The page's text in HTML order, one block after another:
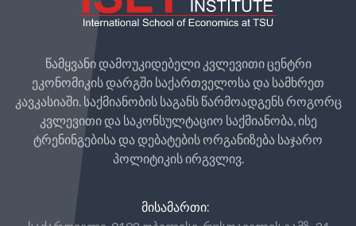
წამყვანი დამოუკიდებელი კვლევითი ცენტრი
ეკონომიკის დარგში საქართველოსა და სამხრეთ
კავკასიაში. საქმიანობის საგანს წარმოადგენს როგორც
კვლევითი და საკონსულტაციო საქმიანობა, ისე
ტრენინგებისა და დებატების ორგანიზება საჯარო
პოლიტიკის ირგვლივ.
ᲛᲘᲡᲐᲛᲐᲠᲗᲘ: